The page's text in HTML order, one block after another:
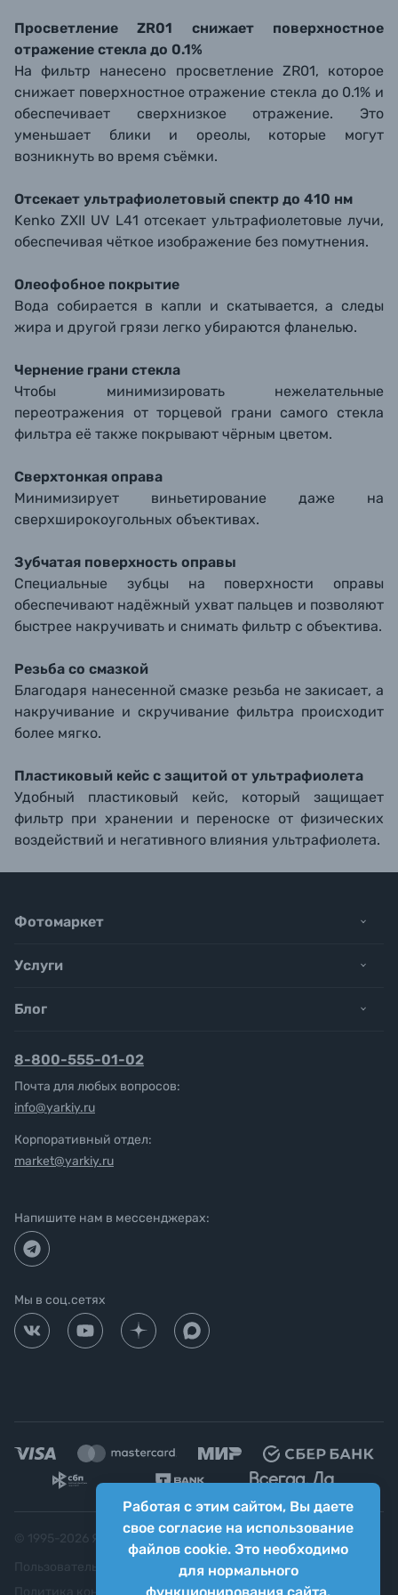
Просветление ZR01 снижает поверхностное
отражение стекла до 0.1%
На фильтр нанесено просветление ZR01, которое
снижает поверхностное отражение стекла до 0.1% и
обеспечивает сверхнизкое отражение. Это
уменьшает блики и ореолы, которые могут
возникнуть во время съёмки.
Отсекает ультрафиолетовый спектр до 410 нм
Kenko ZXII UV L41 отсекает ультрафиолетовые лучи,
обеспечивая чёткое изображение без помутнения.
Олеофобное покрытие
Вода собирается в капли и скатывается, а следы
жира и другой грязи легко убираются фланелью.
Чернение грани стекла
Чтобы минимизировать нежелательные
переотражения от торцевой грани самого стекла
фильтра её также покрывают чёрным цветом.
Сверхтонкая оправа
Минимизирует виньетирование даже на
сверхширокоугольных объективах.
Зубчатая поверхность оправы
Специальные зубцы на поверхности оправы
обеспечивают надёжный ухват пальцев и позволяют
быстрее накручивать и снимать фильтр с объектива.
Резьба со смазкой
Благодаря нанесенной смазке резьба не закисает, а
накручивание и скручивание фильтра происходит
более мягко.
Пластиковый кейс с защитой от ультрафиолета
Удобный пластиковый кейс, который защищает
фильтр при хранении и переноске от физических
воздействий и негативного влияния ультрафиолета.
Работая с этим сайтом, Вы даете
свое согласие на использование
файлов cookie. Это необходимо
для нормального
Фотомаркет
Услуги
Блог
8-800-555-01-02
Почта для любых вопросов:
info@yarkiy.ru
Корпоративный отдел:
market@yarkiy.ru
Напишите нам в мессенджерах:
Мы в соц.сетях
Яркий фотомаркет ("Яркий Мир")
Пользовательское соглашение
Политика конфиденциальности